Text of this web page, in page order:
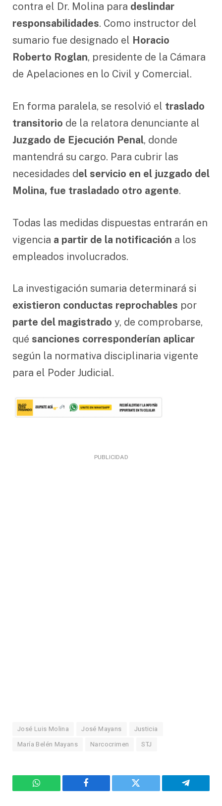
contra el Dr. Molina para deslindar
responsabilidades. Como instructor del
sumario fue designado el Horacio
Roberto Roglan, presidente de la Cámara
de Apelaciones en lo Civil y Comercial.
En forma paralela, se resolvió el traslado
transitorio de la relatora denunciante al
Juzgado de Ejecución Penal, donde
mantendrá su cargo. Para cubrir las
necesidades del servicio en el juzgado del
Molina, fue trasladado otro agente.
Todas las medidas dispuestas entrarán en
vigencia a partir de la notificación a los
empleados involucrados.
La investigación sumaria determinará si
existieron conductas reprochables por
parte del magistrado y, de comprobarse,
qué sanciones corresponderían aplicar
según la normativa disciplinaria vigente
para el Poder Judicial.
PUBLICIDAD
José Luis Molina José Mayans Justicia
María Belén Mayans Narcocrimen STJ
WhatsApp Facebook Twitter Telegram